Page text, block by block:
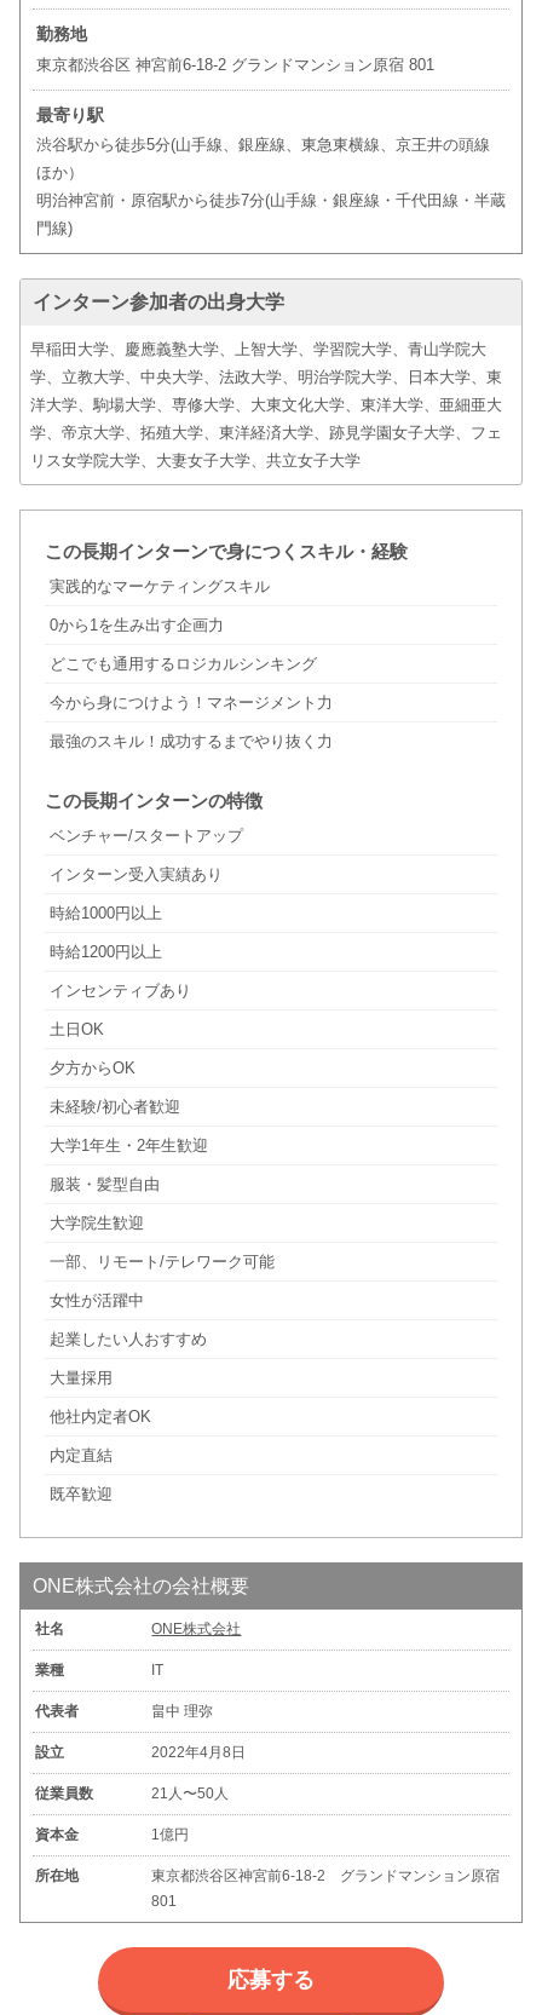
勤務地
東京都渋谷区 神宮前6-18-2 グランドマンション原宿 801
最寄り駅
渋谷駅から徒歩5分(山手線、銀座線、東急東横線、京王井の頭線
ほか）
明治神宮前・原宿駅から徒歩7分(山手線・銀座線・千代田線・半蔵
門線)
インターン参加者の出身大学
早稲田大学、慶應義塾大学、上智大学、学習院大学、青山学院大
学、立教大学、中央大学、法政大学、明治学院大学、日本大学、東
洋大学、駒場大学、専修大学、大東文化大学、東洋大学、亜細亜大
学、帝京大学、拓殖大学、東洋経済大学、跡見学園女子大学、フェ
リス女学院大学、大妻女子大学、共立女子大学
この長期インターンで身につくスキル・経験
実践的なマーケティングスキル
0から1を生み出す企画力
どこでも通用するロジカルシンキング
今から身につけよう！マネージメント力
最強のスキル！成功するまでやり抜く力
この長期インターンの特徴
ベンチャー/スタートアップ
インターン受入実績あり
時給1000円以上
時給1200円以上
インセンティブあり
土日OK
夕方からOK
未経験/初心者歓迎
大学1年生・2年生歓迎
服装・髪型自由
大学院生歓迎
一部、リモート/テレワーク可能
女性が活躍中
起業したい人おすすめ
大量採用
他社内定者OK
内定直結
既卒歓迎
ONE株式会社の会社概要
社名 ONE株式会社
業種 IT
代表者 畠中 理弥
設立 2022年4月8日
従業員数 21人〜50人
資本金 1億円
所在地
東京都渋谷区神宮前6-18-2 グランドマンション原宿
801
応募する